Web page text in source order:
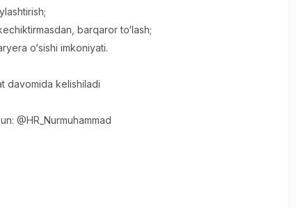
barqaror to‘lash;
o‘sishi imkoniyati.
davomida kelishiladi
@HR_Nurmuhammad